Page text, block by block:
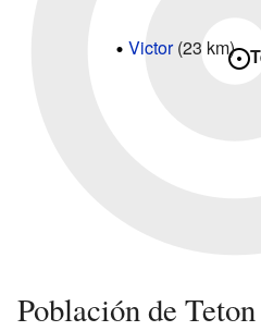
Victor(23 km)
Población de